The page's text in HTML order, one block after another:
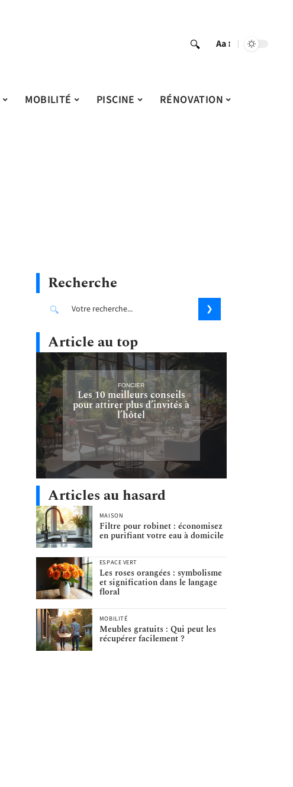
Aa
MOBILITÉ PISCINE RÉNOVATION
Recherche
Article au top
FONCIER
Les 10 meilleurs conseils
pour attirer plus d’invités à
l’hôtel
Articles au hasard
MAISON
Filtre pour robinet : économisez
en purifiant votre eau à domicile
ESPACE VERT
Les roses orangées : symbolisme
et signification dans le langage
floral
MOBILITÉ
Meubles gratuits : Qui peut les
récupérer facilement ?